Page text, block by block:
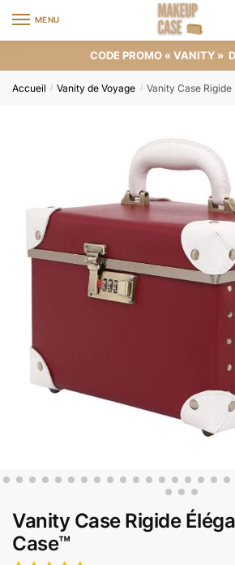
MENU
CODE PROMO « VANITY »
Accueil / Vanity de Voyage / Vanity Case
Vanity Case Rigide
Case™